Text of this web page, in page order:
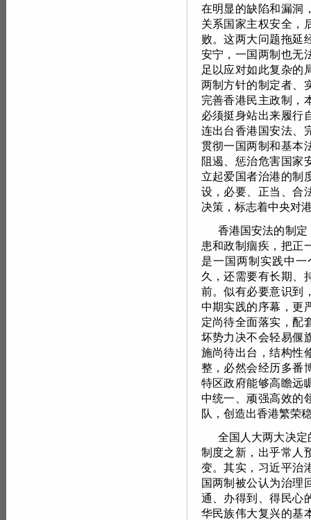
在明显的缺陷和漏洞
关系国家主权安全，
败。这两大问题拖延
安宁，一国两制也无
足以应对如此复杂的
两制方针的制定者、
完善香港民主政制，
必须挺身站出来履行
连出台香港国安法、
贯彻一国两制和基本
阻遏、惩治危害国家
立起爱国者治港的制
设，必要、正当、合
决策，标志着中央对
香港国安法的制
患和政制痼疾，把正
是一国两制实践中
久，还需要有长期、
前。似有必要意识到
中期实践的序幕，更
定尚待全面落实，配
坏势力决不会轻易偃
施尚待出台，结构性
整，必然会经历多番
特区政府能够高瞻远
中统一、顽强高效的
队，创造出香港繁荣
全国人大两大决
制度之新，出乎常人
变。其实，习近平治
国两制被公认为治理
通、办得到、得民心
华民族伟大复兴的基